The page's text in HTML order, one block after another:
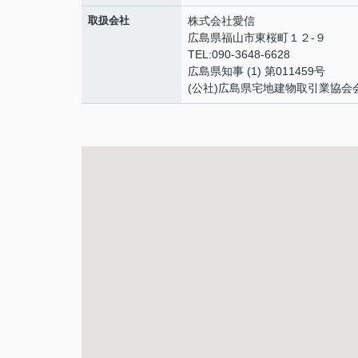
取扱会社
株式会社愛信
広島県福山市東桜町１２-９
TEL:090-3648-6628
広島県知事 (1) 第011459号
(公社)広島県宅地建物取引業協会